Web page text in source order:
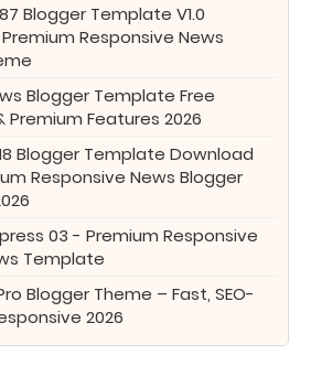
Blogger Template V1.0
Responsive News
Blogger Template Free
Premium Features 2026
Blogger Template Download
Responsive News Blogger
03 - Premium Responsive
Template
Blogger Theme – Fast, SEO-
2026